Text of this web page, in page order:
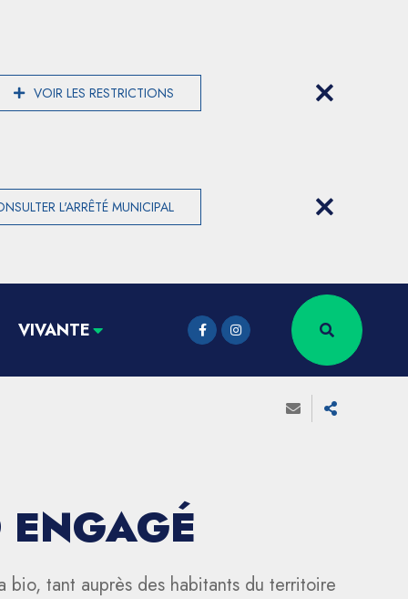
VOIR LES RESTRICTIONS
L'ARRÊTÉ MUNICIPAL
VIVANTE
bio, tant auprès des habitants du territoire